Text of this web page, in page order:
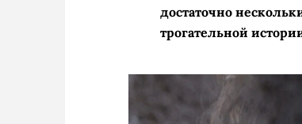
достаточно
трогательной